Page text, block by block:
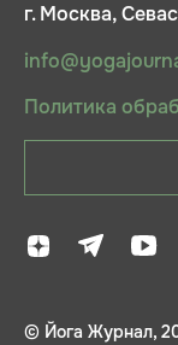
г. Москва,
Политика
© Йога Журнал,